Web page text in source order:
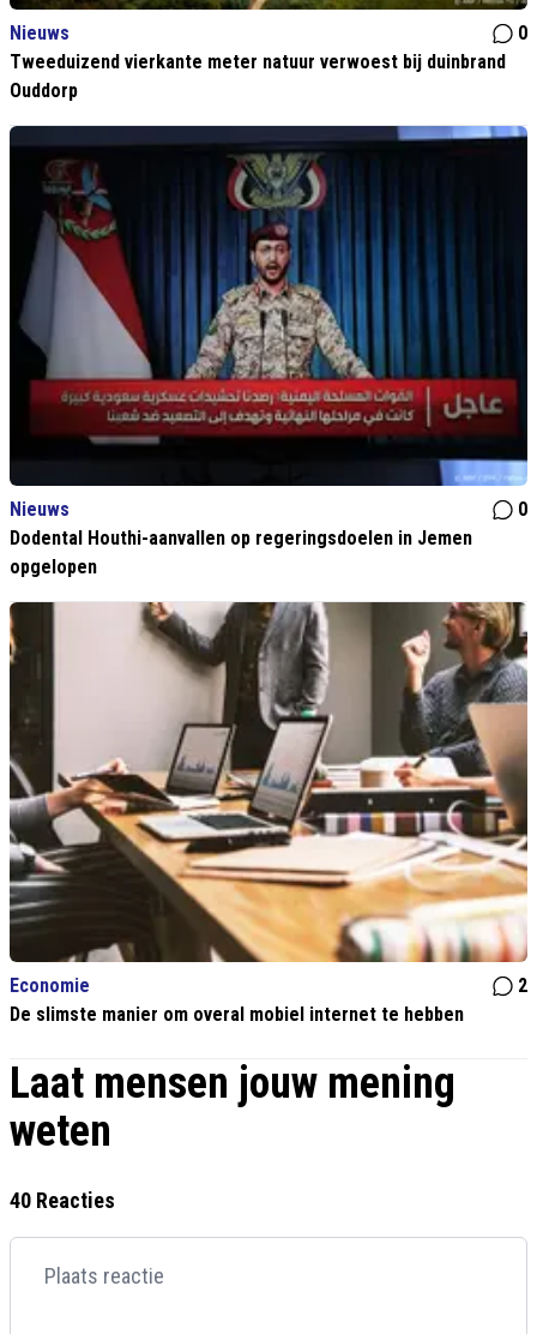
Nieuws
0
Tweeduizend vierkante meter natuur verwoest bij duinbrand
Ouddorp
Nieuws
0
Dodental Houthi-aanvallen op regeringsdoelen in Jemen
opgelopen
Economie
2
De slimste manier om overal mobiel internet te hebben
Laat mensen jouw mening
weten
40 Reacties